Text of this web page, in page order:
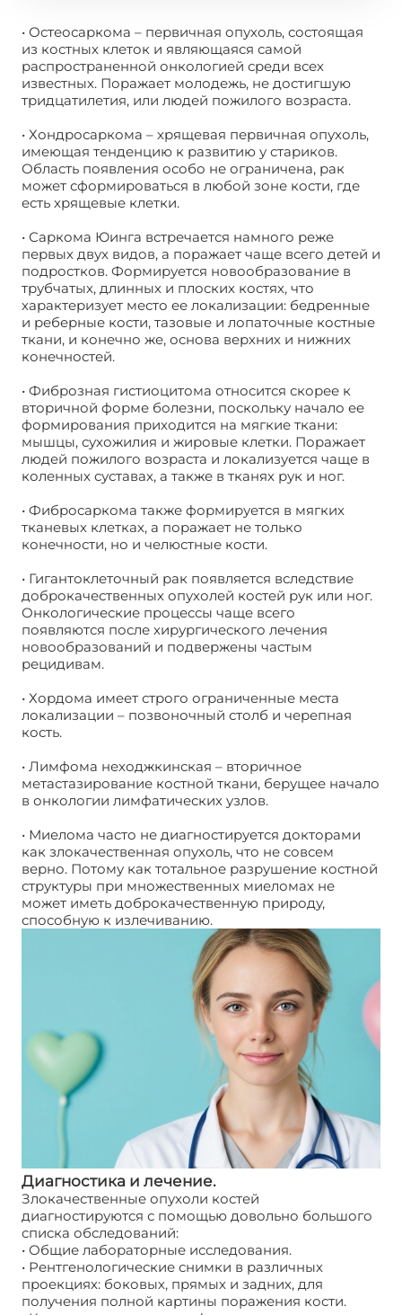
• Остеосаркома – первичная опухоль, состоящая
из костных клеток и являющаяся самой
распространенной онкологией среди всех
известных. Поражает молодежь, не достигшую
тридцатилетия, или людей пожилого возраста.
• Хондросаркома – хрящевая первичная опухоль,
имеющая тенденцию к развитию у стариков.
Область появления особо не ограничена, рак
может сформироваться в любой зоне кости, где
есть хрящевые клетки.
• Саркома Юинга встречается намного реже
первых двух видов, а поражает чаще всего детей и
подростков. Формируется новообразование в
трубчатых, длинных и плоских костях, что
характеризует место ее локализации: бедренные
и реберные кости, тазовые и лопаточные костные
ткани, и конечно же, основа верхних и нижних
конечностей.
• Фиброзная гистиоцитома относится скорее к
вторичной форме болезни, поскольку начало ее
формирования приходится на мягкие ткани:
мышцы, сухожилия и жировые клетки. Поражает
людей пожилого возраста и локализуется чаще в
коленных суставах, а также в тканях рук и ног.
• Фибросаркома также формируется в мягких
тканевых клетках, а поражает не только
конечности, но и челюстные кости.
• Гигантоклеточный рак появляется вследствие
доброкачественных опухолей костей рук или ног.
Онкологические процессы чаще всего
появляются после хирургического лечения
новообразований и подвержены частым
рецидивам.
• Хордома имеет строго ограниченные места
локализации – позвоночный столб и черепная
кость.
• Лимфома неходжкинская – вторичное
метастазирование костной ткани, берущее начало
в онкологии лимфатических узлов.
• Миелома часто не диагностируется докторами
как злокачественная опухоль, что не совсем
верно. Потому как тотальное разрушение костной
структуры при множественных миеломах не
может иметь доброкачественную природу,
способную к излечиванию.
Диагностика и лечение.
Злокачественные опухоли костей
диагностируются с помощью довольно большого
списка обследований:
• Общие лабораторные исследования.
• Рентгенологические снимки в различных
проекциях: боковых, прямых и задних, для
получения полной картины поражения кости.